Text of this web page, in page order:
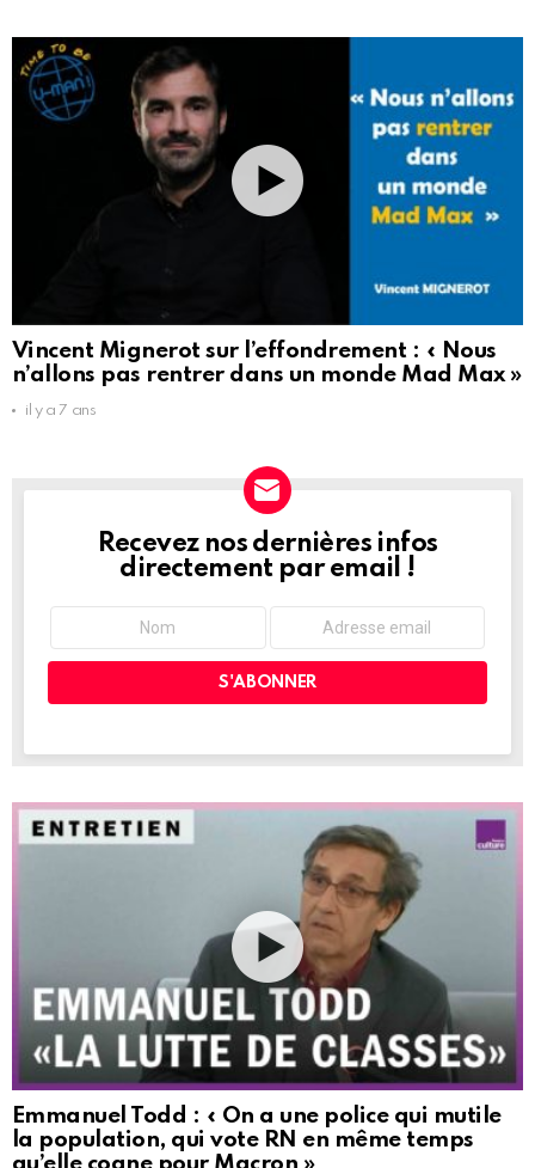
Vincent Mignerot sur l’effondrement : « Nous
n’allons pas rentrer dans un monde Mad Max »
il y a 7 ans
NEWSLETTER
Recevez nos dernières infos
directement par email !
Emmanuel Todd : « On a une police qui mutile
la population, qui vote RN en même temps